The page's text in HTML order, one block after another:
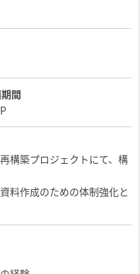
間
構築プロジェクトにて、構
料作成のための体制強化と